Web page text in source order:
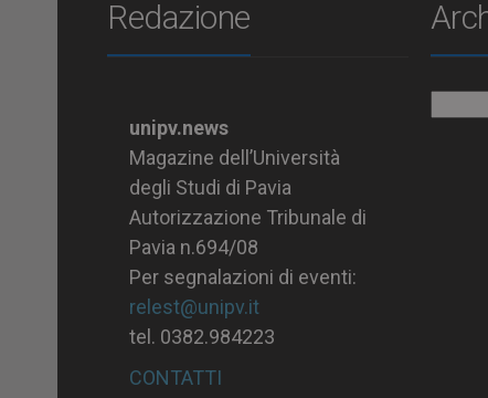
Redazione
unipv.news
Magazine dell’Università
degli Studi di Pavia
Autorizzazione Tribunale di
Pavia n.694/08
Per segnalazioni di eventi:
relest@unipv.it
tel. 0382.984223
CONTATTI